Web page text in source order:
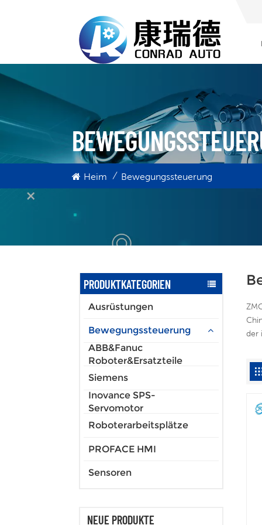
Heim / Bewegungssteuerung
PRODUKTKATEGORIEN
Ausrüstungen
Bewegungssteuerung
ABB&Fanuc
Roboter&Ersatzteile
Siemens
Inovance SPS-
Servomotor
Roboterarbeitsplätze
PROFACE HMI
Sensoren
NEUE PRODUKTE
der